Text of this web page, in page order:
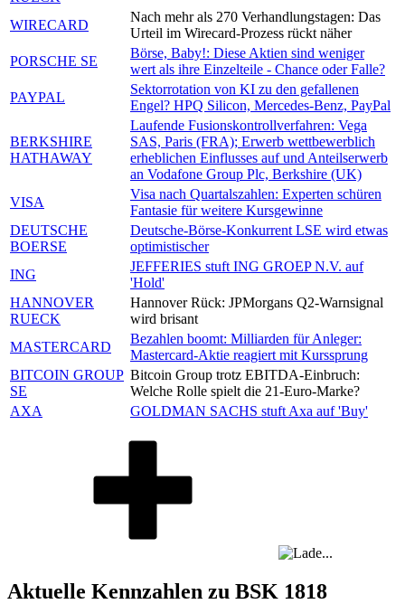
WIRECARD
Nach mehr als 270 Verhandlungstagen: Das
Urteil im Wirecard-Prozess rückt näher
PORSCHE SE
Börse, Baby!: Diese Aktien sind weniger
wert als ihre Einzelteile - Chance oder Falle?
PAYPAL
Sektorrotation von KI zu den gefallenen
Engel? HPQ Silicon, Mercedes-Benz, PayPal
BERKSHIRE
HATHAWAY
Laufende Fusionskontrollverfahren: Vega
SAS, Paris (FRA); Erwerb wettbewerblich
erheblichen Einflusses auf und Anteilserwerb
an Vodafone Group Plc, Berkshire (UK)
VISA
Visa nach Quartalszahlen: Experten schüren
Fantasie für weitere Kursgewinne
DEUTSCHE
BOERSE
Deutsche-Börse-Konkurrent LSE wird etwas
optimistischer
ING
JEFFERIES stuft ING GROEP N.V. auf
'Hold'
HANNOVER
RUECK
Hannover Rück: JPMorgans Q2-Warnsignal
wird brisant
MASTERCARD
Bezahlen boomt: Milliarden für Anleger:
Mastercard-Aktie reagiert mit Kurssprung
BITCOIN GROUP
SE
Bitcoin Group trotz EBITDA-Einbruch:
Welche Rolle spielt die 21-Euro-Marke?
AXA
GOLDMAN SACHS stuft Axa auf 'Buy'
Aktuelle Kennzahlen zu BSK 1818